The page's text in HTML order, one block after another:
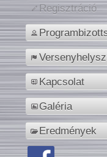
Regisztráció
Kapcsolat
Galéria
Eredmények